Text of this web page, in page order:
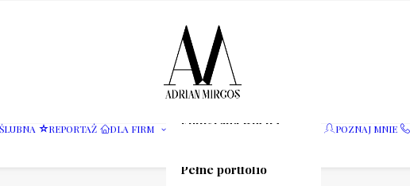
REPORTAŻ DLA FIRM
Fotografia wnętrz
Pełne portfolio
POZNAJ MNIE